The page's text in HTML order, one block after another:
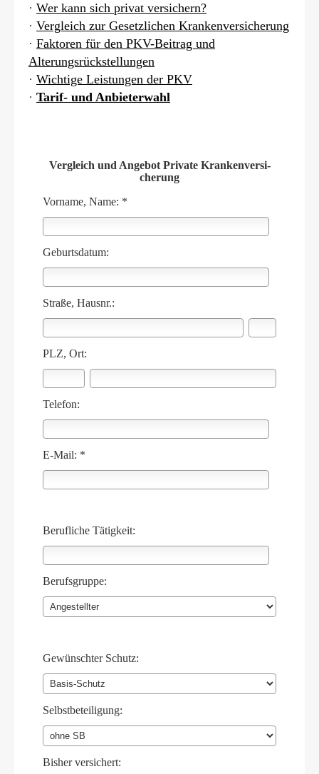
· Wer kann sich privat ver­sichern?
· Vergleich zur Gesetzlichen Kranken­ver­si­che­rung
· Faktoren für den PKV-Beitrag und
Alterungsrückstellungen
· Wichtige Leistungen der PKV
· Tarif- und Anbieterwahl
Vergleich und Angebot Private Kranken­ver­si­
che­rung
Vorname, Name: *
Geburts­datum:
Straße, Hausnr.:
PLZ, Ort:
Telefon:
E-Mail: *
Berufliche Tätigkeit:
Berufsgruppe:
Gewünschter Schutz:
Selbstbeteiligung:
Bisher versichert: